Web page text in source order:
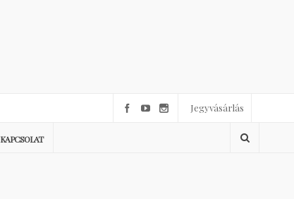
Jegyvásárlás
KAPCSOLAT